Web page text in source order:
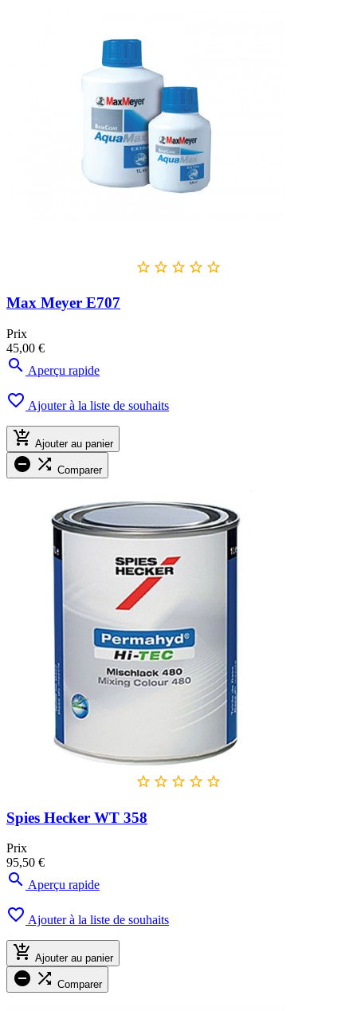
    
Max Meyer E707
Prix
45,00 €
 Aperçu rapide
 Ajouter à la liste de souhaits
 Ajouter au panier
  Comparer
    
Spies Hecker WT 358
Prix
95,50 €
 Aperçu rapide
 Ajouter à la liste de souhaits
 Ajouter au panier
  Comparer